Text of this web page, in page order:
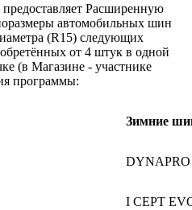
Расширенную
автомобильных шин
(R15) следующих
от 4 штук в одной
(в Магазине - участнике
программы:
Зимние
DYNAPRO
I CEPT